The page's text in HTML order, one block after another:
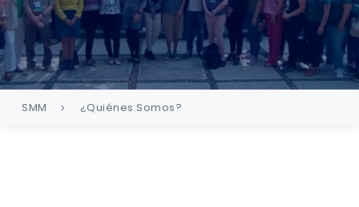
SMM ¿Quiénes Somos?